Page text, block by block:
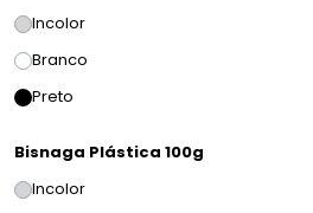
Incolor
Branco
Preto
Bisnaga Plástica 100g
Incolor